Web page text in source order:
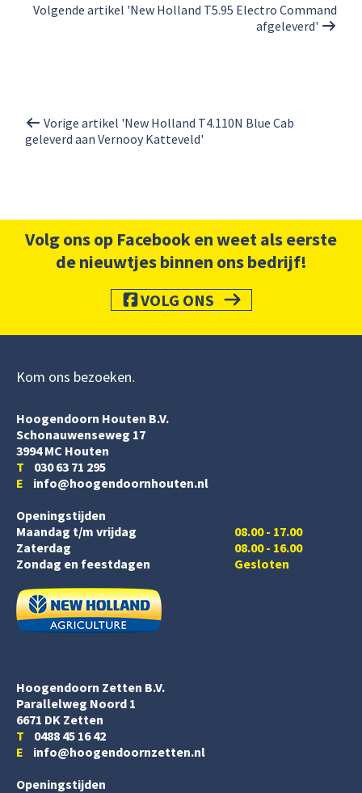
Volgende artikel 'New Holland T5.95 Electro Command
afgeleverd'
Vorige artikel 'New Holland T4.110N Blue Cab
geleverd aan Vernooy Katteveld'
Volg ons op Facebook en weet als eerste
de nieuwtjes binnen ons bedrijf!
VOLG ONS
Kom ons bezoeken
Hoogendoorn Houten B.V.
Schonauwenseweg 17
3994 MC Houten
T 030 63 71 295
E info@hoogendoornhouten.nl
Openingstijden
Maandag t/m vrijdag
Zaterdag
08.00 - 17.00
08.00 - 16.00
Zondag en feestdagen
Gesloten
Hoogendoorn Zetten B.V.
Parallelweg Noord 1
6671 DK Zetten
T 0488 45 16 42
E info@hoogendoornzetten.nl
Openingstijden